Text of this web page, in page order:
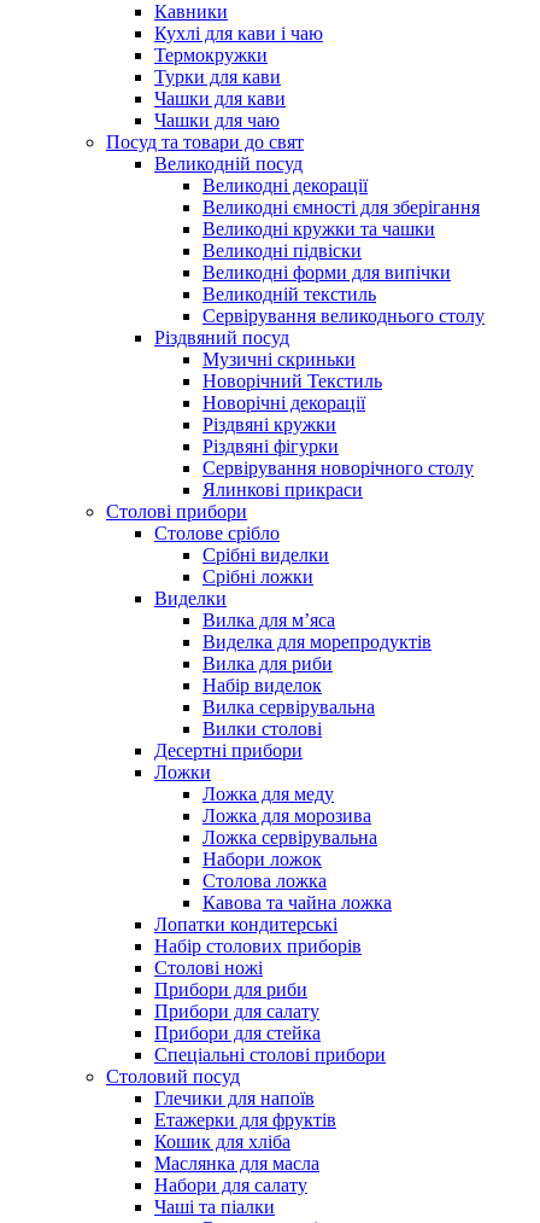
Кавники
Кухлі для кави і чаю
Термокружки
Турки для кави
Чашки для кави
Чашки для чаю
Посуд та товари до свят
Великодній посуд
Великодні декорації
Великодні ємності для зберігання
Великодні кружки та чашки
Великодні підвіски
Великодні форми для випічки
Великодній текстиль
Сервірування великоднього столу
Різдвяний посуд
Музичні скриньки
Новорічний Текстиль
Новорічні декорації
Різдвяні кружки
Різдвяні фігурки
Сервірування новорічного столу
Ялинкові прикраси
Столові прибори
Столове срібло
Срібні виделки
Срібні ложки
Виделки
Вилка для м’яса
Виделка для морепродуктів
Вилка для риби
Набір виделок
Вилка сервірувальна
Вилки столові
Десертні прибори
Ложки
Ложка для меду
Ложка для морозива
Ложка сервірувальна
Набори ложок
Столова ложка
Кавова та чайна ложка
Лопатки кондитерські
Набір столових приборів
Столові ножі
Прибори для риби
Прибори для салату
Прибори для стейка
Спеціальні столові прибори
Столовий посуд
Глечики для напоїв
Етажерки для фруктів
Кошик для хліба
Маслянка для масла
Набори для салату
Чаші та піалки